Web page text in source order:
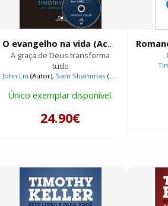
O evangelho na vida (Acompanha DVD com palestras)
A graça de Deus transforma
tudo
John Lin (Autor), Sam Shammas (Autor),
Único exemplar disponível.
24.90€